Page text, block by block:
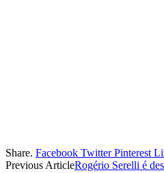
Share. Facebook Twitter Pinterest
Previous ArticleRogério Serelli é